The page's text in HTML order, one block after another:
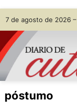
Skip
to
content
7 de agosto de 2026
póstumo